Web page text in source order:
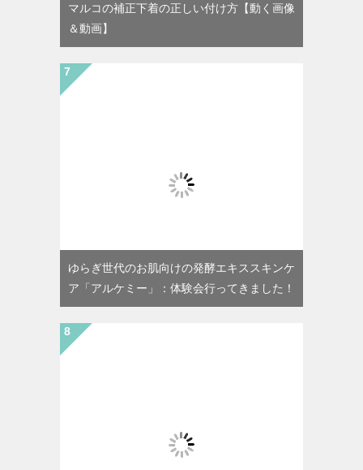
マルコの補正下着の正しい付け方【動く画像
＆動画】
ゆらぎ世代のお肌向けの発酵エキススキンケ
ア「アルケミー」：体験会行ってきました！